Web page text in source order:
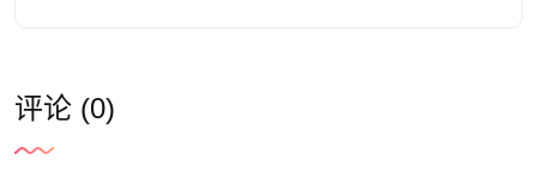
评论 (0)